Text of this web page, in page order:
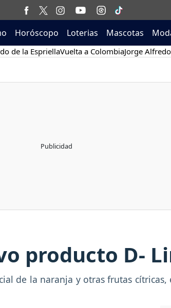
Horóscopo Loterias Mascotas
de la EspriellaVuelta a ColombiaJorge
producto D-
de la naranja y otras frutas